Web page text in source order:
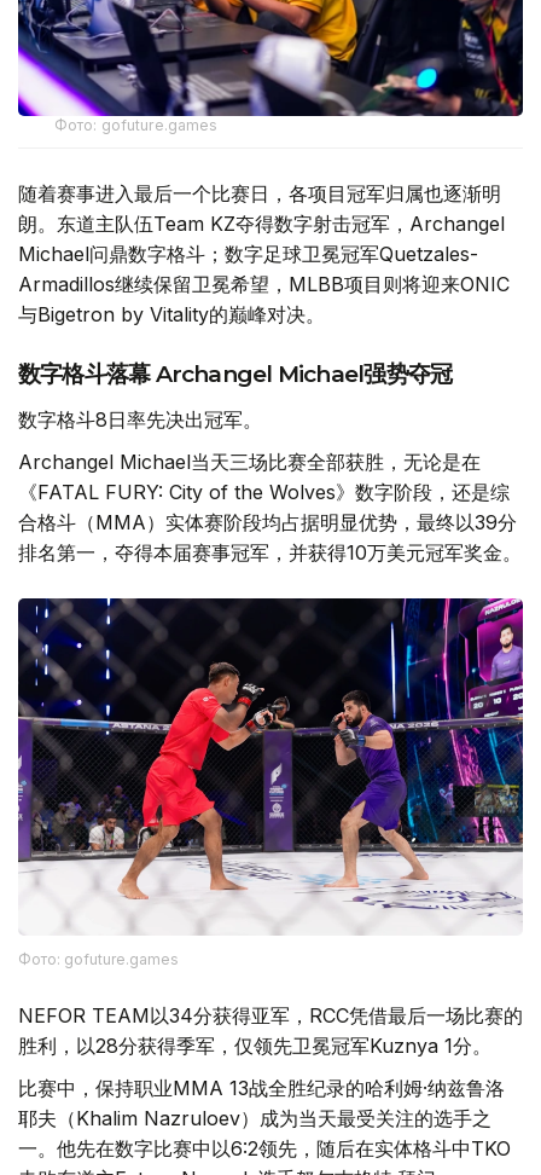
Фото: gofuture.games
随着赛事进入最后一个比赛日，各项目冠军归属也逐渐明
朗。东道主队伍Team KZ夺得数字射击冠军，Archangel
Michael问鼎数字格斗；数字足球卫冕冠军Quetzales-
Armadillos继续保留卫冕希望，MLBB项目则将迎来ONIC
与Bigetron by Vitality的巅峰对决。
数字格斗落幕 Archangel Michael强势夺冠
数字格斗8日率先决出冠军。
Archangel Michael当天三场比赛全部获胜，无论是在
《FATAL FURY: City of the Wolves》数字阶段，还是综
合格斗（MMA）实体赛阶段均占据明显优势，最终以39分
排名第一，夺得本届赛事冠军，并获得10万美元冠军奖金。
Фото: gofuture.games
NEFOR TEAM以34分获得亚军，RCC凭借最后一场比赛的
胜利，以28分获得季军，仅领先卫冕冠军Kuznya 1分。
比赛中，保持职业MMA 13战全胜纪录的哈利姆·纳兹鲁洛
耶夫（Khalim Nazruloev）成为当天最受关注的选手之
一。他先在数字比赛中以6:2领先，随后在实体格斗中TKO